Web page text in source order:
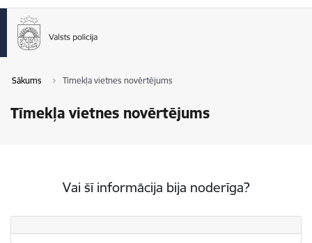
Sākums Tīmekļa vietnes novērtējums
Tīmekļa vietnes novērtējums
Vai šī informācija bija noderīga?
Vai šī informācija bija noderīga?